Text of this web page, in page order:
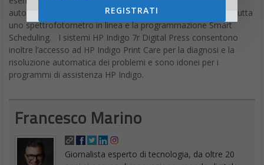
automatizzato di gestione dei colori sulla stampante che sfrutta
uno spettrofotometro in linea e la programmazione Smart
Scheduling. I sistemi HP Indigo 7r Digital Press consentono
inoltre l’accesso ad HP Indigo Print Care per la diagnosi e la
risoluzione automatica dei problemi e sono idonei per i
programmi di assistenza HP Indigo.
Francesco Marino
Giornalista esperto di tecnologia, da oltre 20
REGISTRATI